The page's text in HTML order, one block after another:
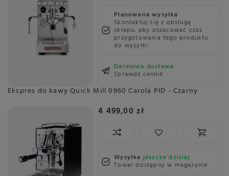
Planowana wysyłka
Skontaktuj się z obsługą
sklepu, aby oszacować czas
przygotowania tego produktu
do wysyłki.
Darmowa dostawa
Sprawdź cennik
Ekspres do kawy Quick Mill 0960 Carola PID - Czarny
4 499,00 zł
Wysyłkajeszcze dzisiaj
Towar dostępny w magazynie